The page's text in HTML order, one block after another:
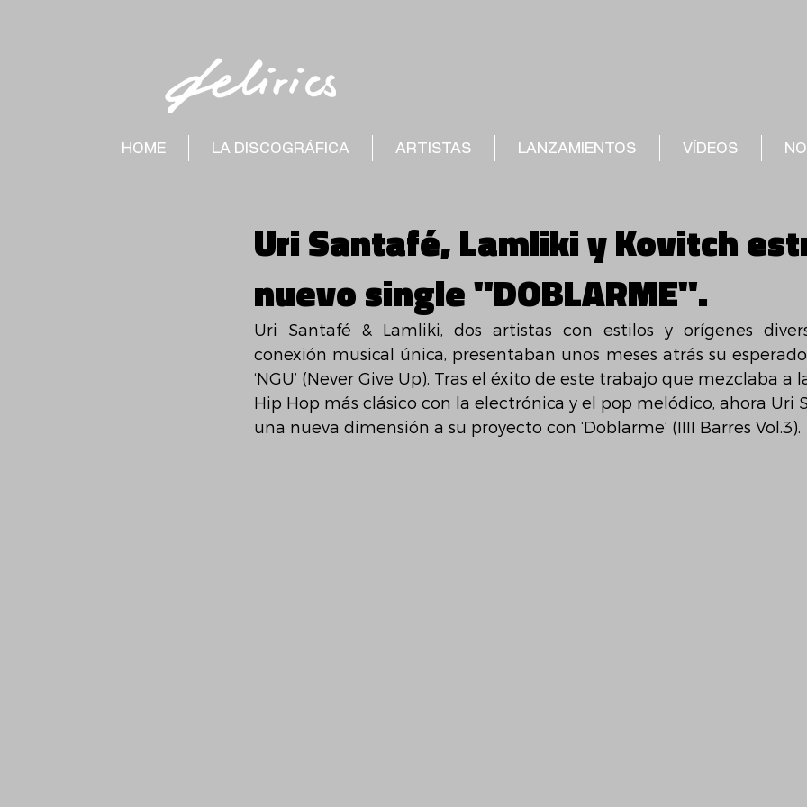
HOME LA DISCOGRÁFICA ARTISTAS LANZAMIENTOS VÍDEOS
Uri Santafé, Lamliki y Kovitch
nuevo single "DOBLARME".
Uri Santafé & Lamliki, dos artistas con estilos y orígenes
conexión musical única, presentaban unos meses atrás su
‘NGU’ (Never Give Up). Tras el éxito de este trabajo que mezclaba a
Hip Hop más clásico con la electrónica y el pop melódico, ahora Uri
una nueva dimensión a su proyecto con ‘Doblarme’ (IIII Barres Vol.3).